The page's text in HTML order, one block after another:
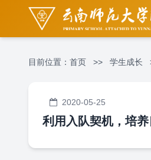
目前位置： 首页 >> 学生成长
2020-05-25
利用入队契机，培